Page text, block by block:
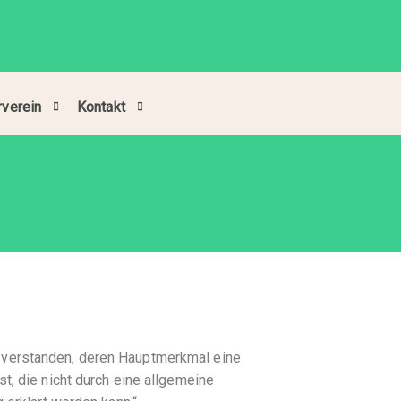
Kontakt
deren Hauptmerkmal eine
die nicht durch eine allgemeine